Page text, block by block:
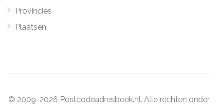
Provincies
Plaatsen
© 2009-2026 Postcodeadresboek.nl. Alle rechten onder